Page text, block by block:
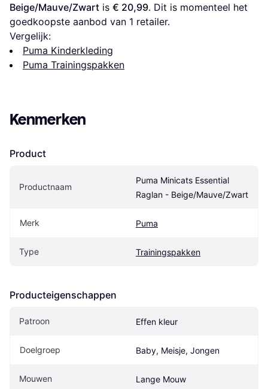
Beige/Mauve/Zwart is € 20,99. Dit is momenteel het
goedkoopste aanbod van 1 retailer.
Vergelijk:
Puma Kinderkleding
Puma Trainingspakken
Kenmerken
Product
Productnaam
Puma Minicats Essential
Raglan - Beige/Mauve/Zwart
Merk Puma
Type Trainingspakken
Producteigenschappen
Patroon Effen kleur
Doelgroep Baby, Meisje, Jongen
Mouwen Lange Mouw